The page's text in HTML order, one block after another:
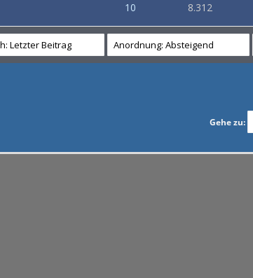
10 8.312
Gehe zu: